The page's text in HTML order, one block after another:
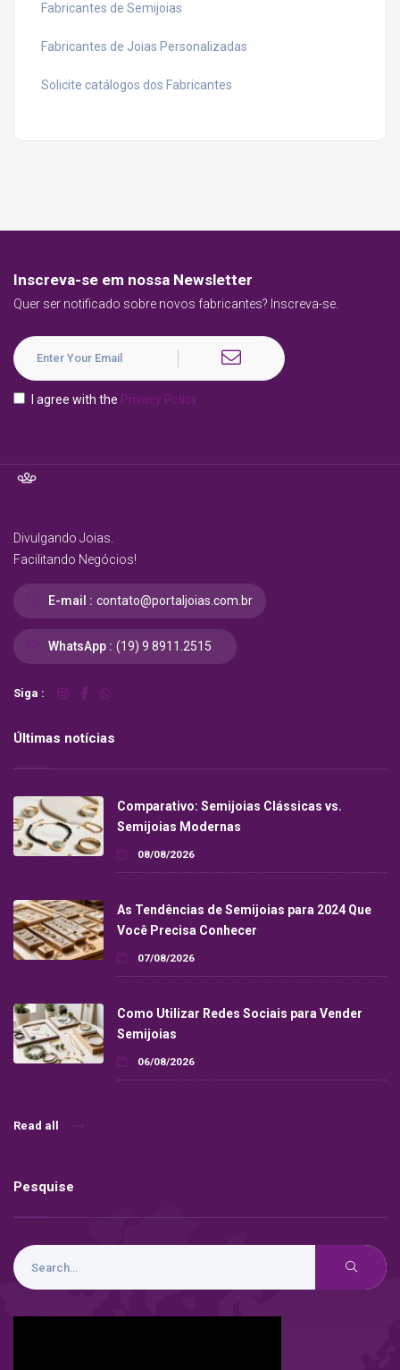
Fabricantes de Semijoias
Fabricantes de Joias Personalizadas
Solicite catálogos dos Fabricantes
Inscreva-se em nossa Newsletter
Quer ser notificado sobre novos fabricantes? Inscreva-se.
I agree with the Privacy Policy
Divulgando Joias.
Facilitando Negócios!
E-mail : contato@portaljoias.com.br
WhatsApp : (19) 9 8911.2515
Siga :
Últimas notícias
Comparativo: Semijoias Clássicas vs.
Semijoias Modernas
08/08/2026
As Tendências de Semijoias para 2024 Que
Você Precisa Conhecer
07/08/2026
Como Utilizar Redes Sociais para Vender
Semijoias
06/08/2026
Read all
Pesquise